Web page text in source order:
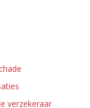
verzekeraar